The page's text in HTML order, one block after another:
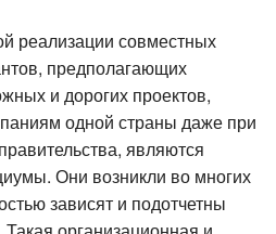
реализации совместных
предполагающих
и дорогих проектов,
одной страны даже при
являются
Они возникли во многих
зависят и подотчетны